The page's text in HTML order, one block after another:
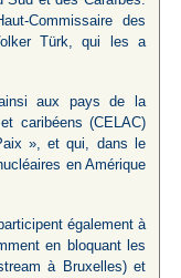
Commissaire des
Türk, qui les a
aux pays de la
caribéens (CELAC)
», et qui, dans le
en Amérique
également à
en bloquant les
à Bruxelles) et